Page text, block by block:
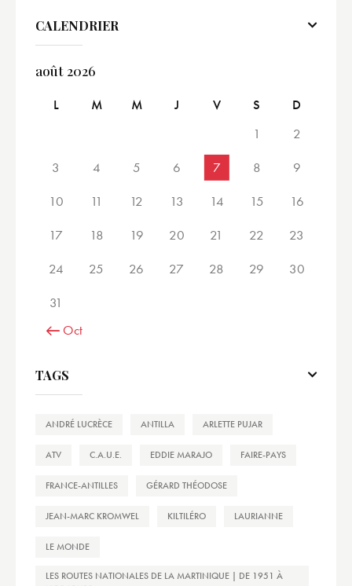
CALENDRIER
août 2026
L
M M J V S
D
1
2
3
4 5 6 7 8
9
10
11 12 13 14 15
16
17
18 19 20 21 22
23
24
25 26 27 28 29
30
31
« Oct
TAGS
ANDRÉ LUCRÈCE ANTILLA ARLETTE PUJAR
ATV C.A.U.E. EDDIE MARAJO FAIRE-PAYS
FRANCE-ANTILLES GÉRARD THÉODOSE
JEAN-MARC KROMWEL KILTILÉRO LAURIANNE
LE MONDE
LES ROUTES NATIONALES DE LA MARTINIQUE | DE 1951 À